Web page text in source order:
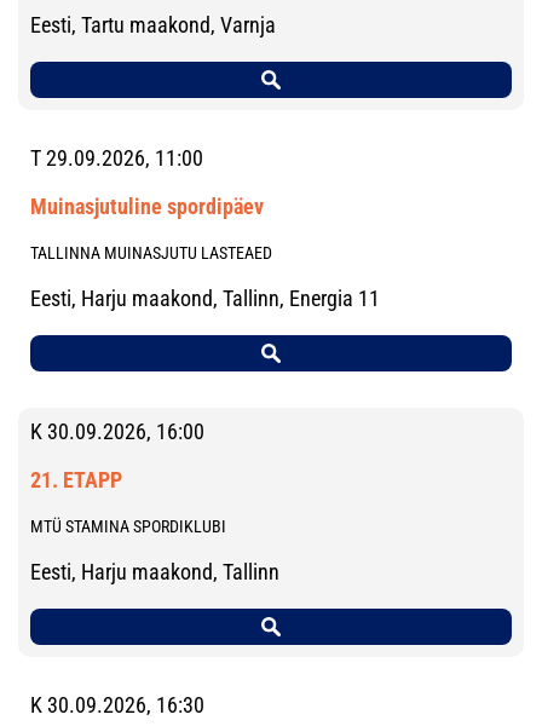
Eesti, Tartu maakond, Varnja
T 29.09.2026, 11:00
Muinasjutuline spordipäev
TALLINNA MUINASJUTU LASTEAED
Eesti, Harju maakond, Tallinn, Energia 11
K 30.09.2026, 16:00
21. ETAPP
MTÜ STAMINA SPORDIKLUBI
Eesti, Harju maakond, Tallinn
K 30.09.2026, 16:30